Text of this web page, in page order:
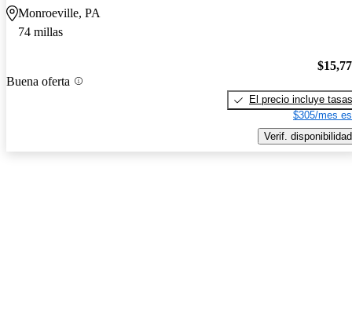
Monroeville, PA
74 millas
Buena oferta
El precio incluye tasas
$305/mes
Verif. disponibilidad